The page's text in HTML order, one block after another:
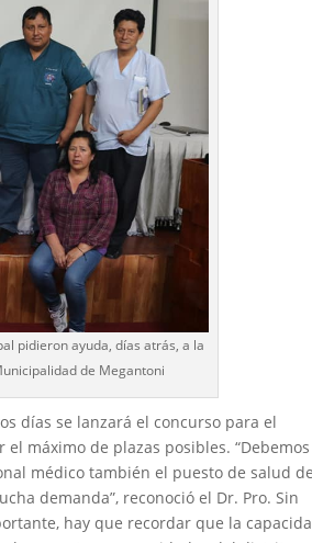
pidieron ayuda, días atrás, a la
de Megantoni
días se lanzará el concurso para el
máximo de plazas posibles. “Debemos
médico también el puesto de salud
demanda”, reconoció el Dr. Pro. Sin
hay que recordar que la